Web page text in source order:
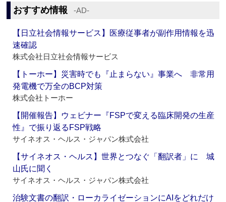
おすすめ情報 ‐AD‐
【日立社会情報サービス】医療従事者が副作用情報を迅
速確認
株式会社日立社会情報サービス
【トーホー】災害時でも『止まらない』事業へ 非常用
発電機で万全のBCP対策
株式会社トーホー
【開催報告】ウェビナー『FSPで変える臨床開発の生産
性』で振り返るFSP戦略
サイネオス・ヘルス・ジャパン株式会社
【サイネオス・ヘルス】世界とつなぐ「翻訳者」に 城
山氏に聞く
サイネオス・ヘルス・ジャパン株式会社
治験文書の翻訳・ローカライゼーションにAIをどれだけ